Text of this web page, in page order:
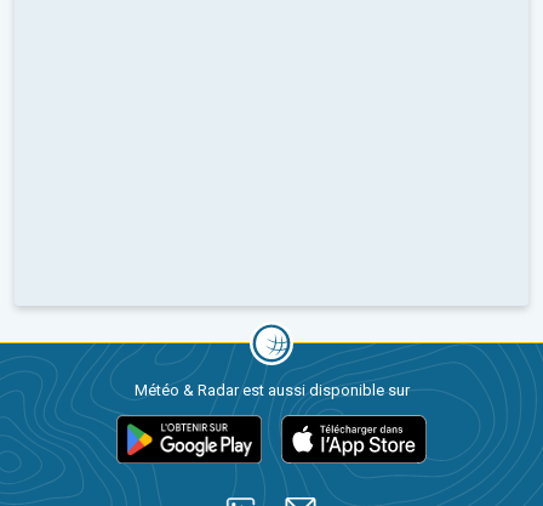
Météo & Radar est aussi disponible sur